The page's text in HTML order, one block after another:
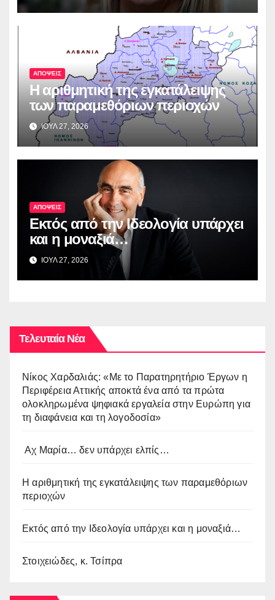
ΑΠΟΨΕΙΣ
Η αριθμητική της εγκατάλειψης
των παραμεθόριων περιοχών
ΙΟΥΛ 27, 2026
ΑΠΟΨΕΙΣ
Εκτός από την Ιδεολογία υπάρχει
και η μοναξιά…
ΙΟΥΛ 27, 2026
Τελευταία Νέα
Νίκος Χαρδαλιάς: «Με το Παρατηρητήριο Έργων η
Περιφέρεια Αττικής αποκτά ένα από τα πρώτα
ολοκληρωμένα ψηφιακά εργαλεία στην Ευρώπη για
τη διαφάνεια και τη λογοδοσία»
Αχ Μαρία… δεν υπάρχει ελπίς…
Η αριθμητική της εγκατάλειψης των παραμεθόριων
περιοχών
Εκτός από την Ιδεολογία υπάρχει και η μοναξιά…
Στοιχειώδες, κ. Τσίπρα